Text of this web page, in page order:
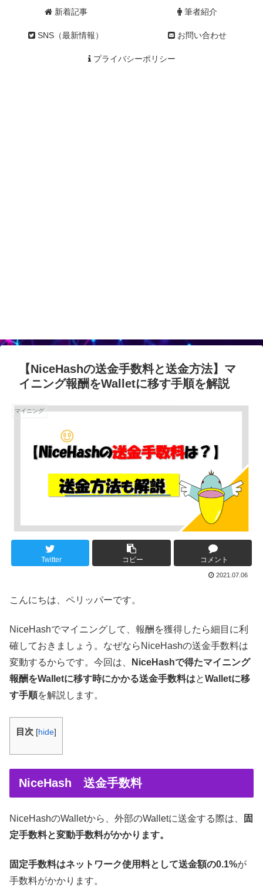
新着記事 筆者紹介
SNS（最新情報） お問い合わせ
プライバシーポリシー
【NiceHashの送金手数料と送金方法】マ
イニング報酬をWalletに移す手順を解説
マイニング
Twitter コピー コメント
2021.07.06
こんにちは、ペリッパーです。
NiceHashでマイニングして、報酬を獲得したら細目に利
確しておきましょう。なぜならNiceHashの送金手数料は
変動するからです。今回は、
NiceHashで得たマイニング
報酬をWalletに移す時にかかる送金手数料はとWalletに移
す手順を解説します。
目次 [hide]
NiceHash 送金手数料
NiceHashのWalletから、外部のWalletに送金する際は、
固
定手数料と変動手数料がかかります。
固定手数料はネットワーク使用料として送金額の0.1%が
手数料がかかります。